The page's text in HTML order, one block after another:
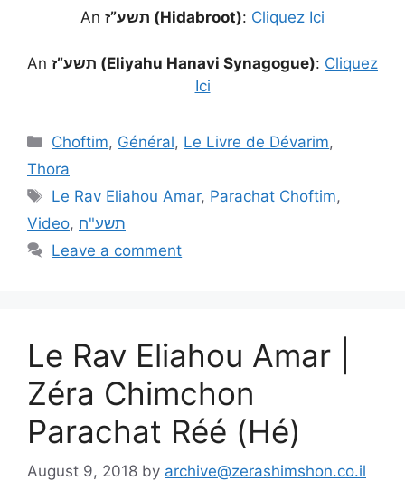
An תשע”ז (Hidabroot): Cliquez Ici
An תשע”ז (Eliyahu Hanavi Synagogue): Cliquez
Ici
Choftim, Général, Le Livre de Dévarim,
Thora
Le Rav Eliahou Amar, Parachat Choftim,
Video, תשע"ח
Leave a comment
Le Rav Eliahou Amar |
Zéra Chimchon
Parachat Réé (Hé)
August 9, 2018 by archive@zerashimshon.co.il